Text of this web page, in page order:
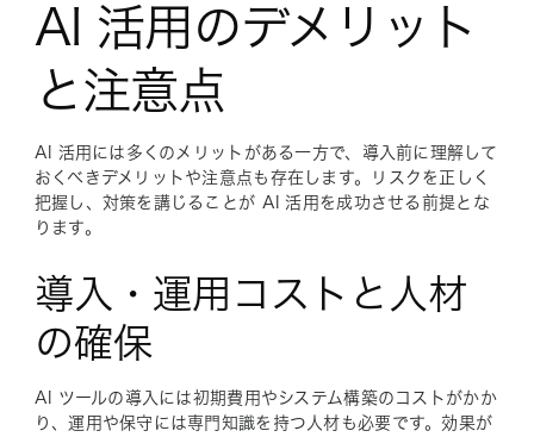
AI 活用のデメリット
と注意点
AI 活用には多くのメリットがある一方で、導入前に理解して
おくべきデメリットや注意点も存在します。リスクを正しく
把握し、対策を講じることが AI 活用を成功させる前提とな
ります。
導入・運用コストと人材
の確保
AI ツールの導入には初期費用やシステム構築のコストがかか
り、運用や保守には専門知識を持つ人材も必要です。効果が